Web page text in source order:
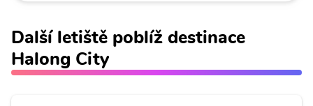
Další letiště poblíž destinace
Halong City